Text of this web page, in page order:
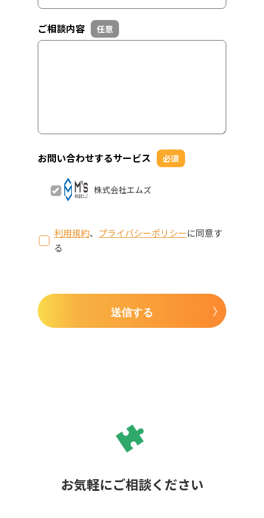
ご相談内容 任意
お問い合わせするサービス 必須
株式会社エムズ
利用規約、 プライバシーポリシーに同意す
る
送信する
お気軽にご相談ください